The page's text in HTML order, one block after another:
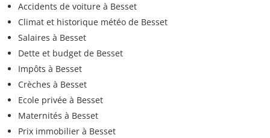
Accidents de voiture à Besset
Climat et historique météo de Besset
Salaires à Besset
Dette et budget de Besset
Impôts à Besset
Crèches à Besset
Ecole privée à Besset
Maternités à Besset
Prix immobilier à Besset